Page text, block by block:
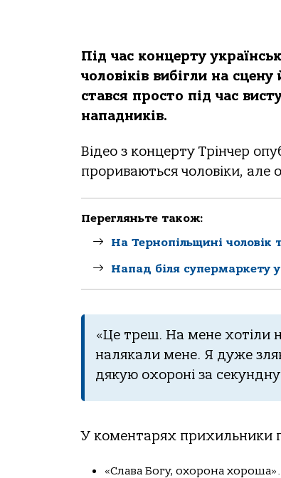
Під час концерту
чоловіків вибігли на
стався просто під час
нападників.
Відео з концерту Трінчер
прориваються чоловіки, але
Перегляньте також:
На Тернопільщині чоловік
Напад біля супермаркету
«Це треш. На мене хотіли
налякали мене. Я дуже
дякую охороні за
У коментарях прихильники
«Слава Богу, охорона хороша».